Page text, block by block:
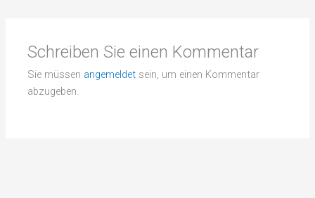
Schreiben Sie einen Kommentar
Sie müssen angemeldet sein, um einen Kommentar
abzugeben.